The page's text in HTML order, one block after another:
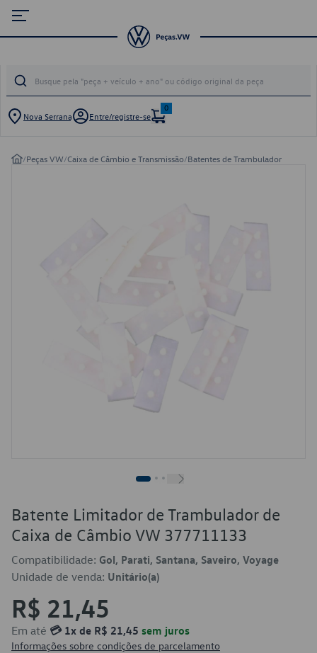
Nova Serrana Entre/registre-se
0
/Peças VW/Caixa de Câmbio e Transmissão/Batentes de Trambulador
Batente Limitador de Trambulador de
Caixa de Câmbio VW 377711133
Compatibilidade: Gol, Parati, Santana, Saveiro, Voyage
Unidade de venda: Unitário(a)
R$ 21,45
Em até 💳 1x de R$ 21,45 sem juros
Informações sobre condições de parcelamento